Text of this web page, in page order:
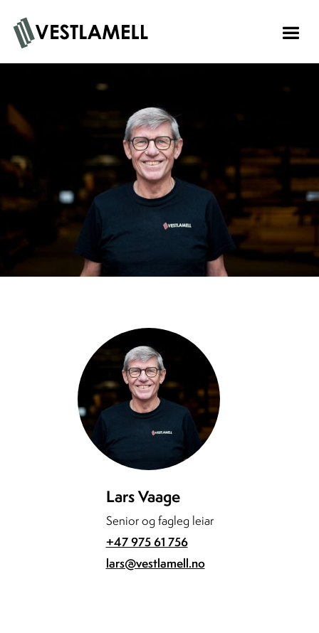
Lars Vaage
Senior og fagleg leiar
+47 975 61 756
lars@vestlamell.no